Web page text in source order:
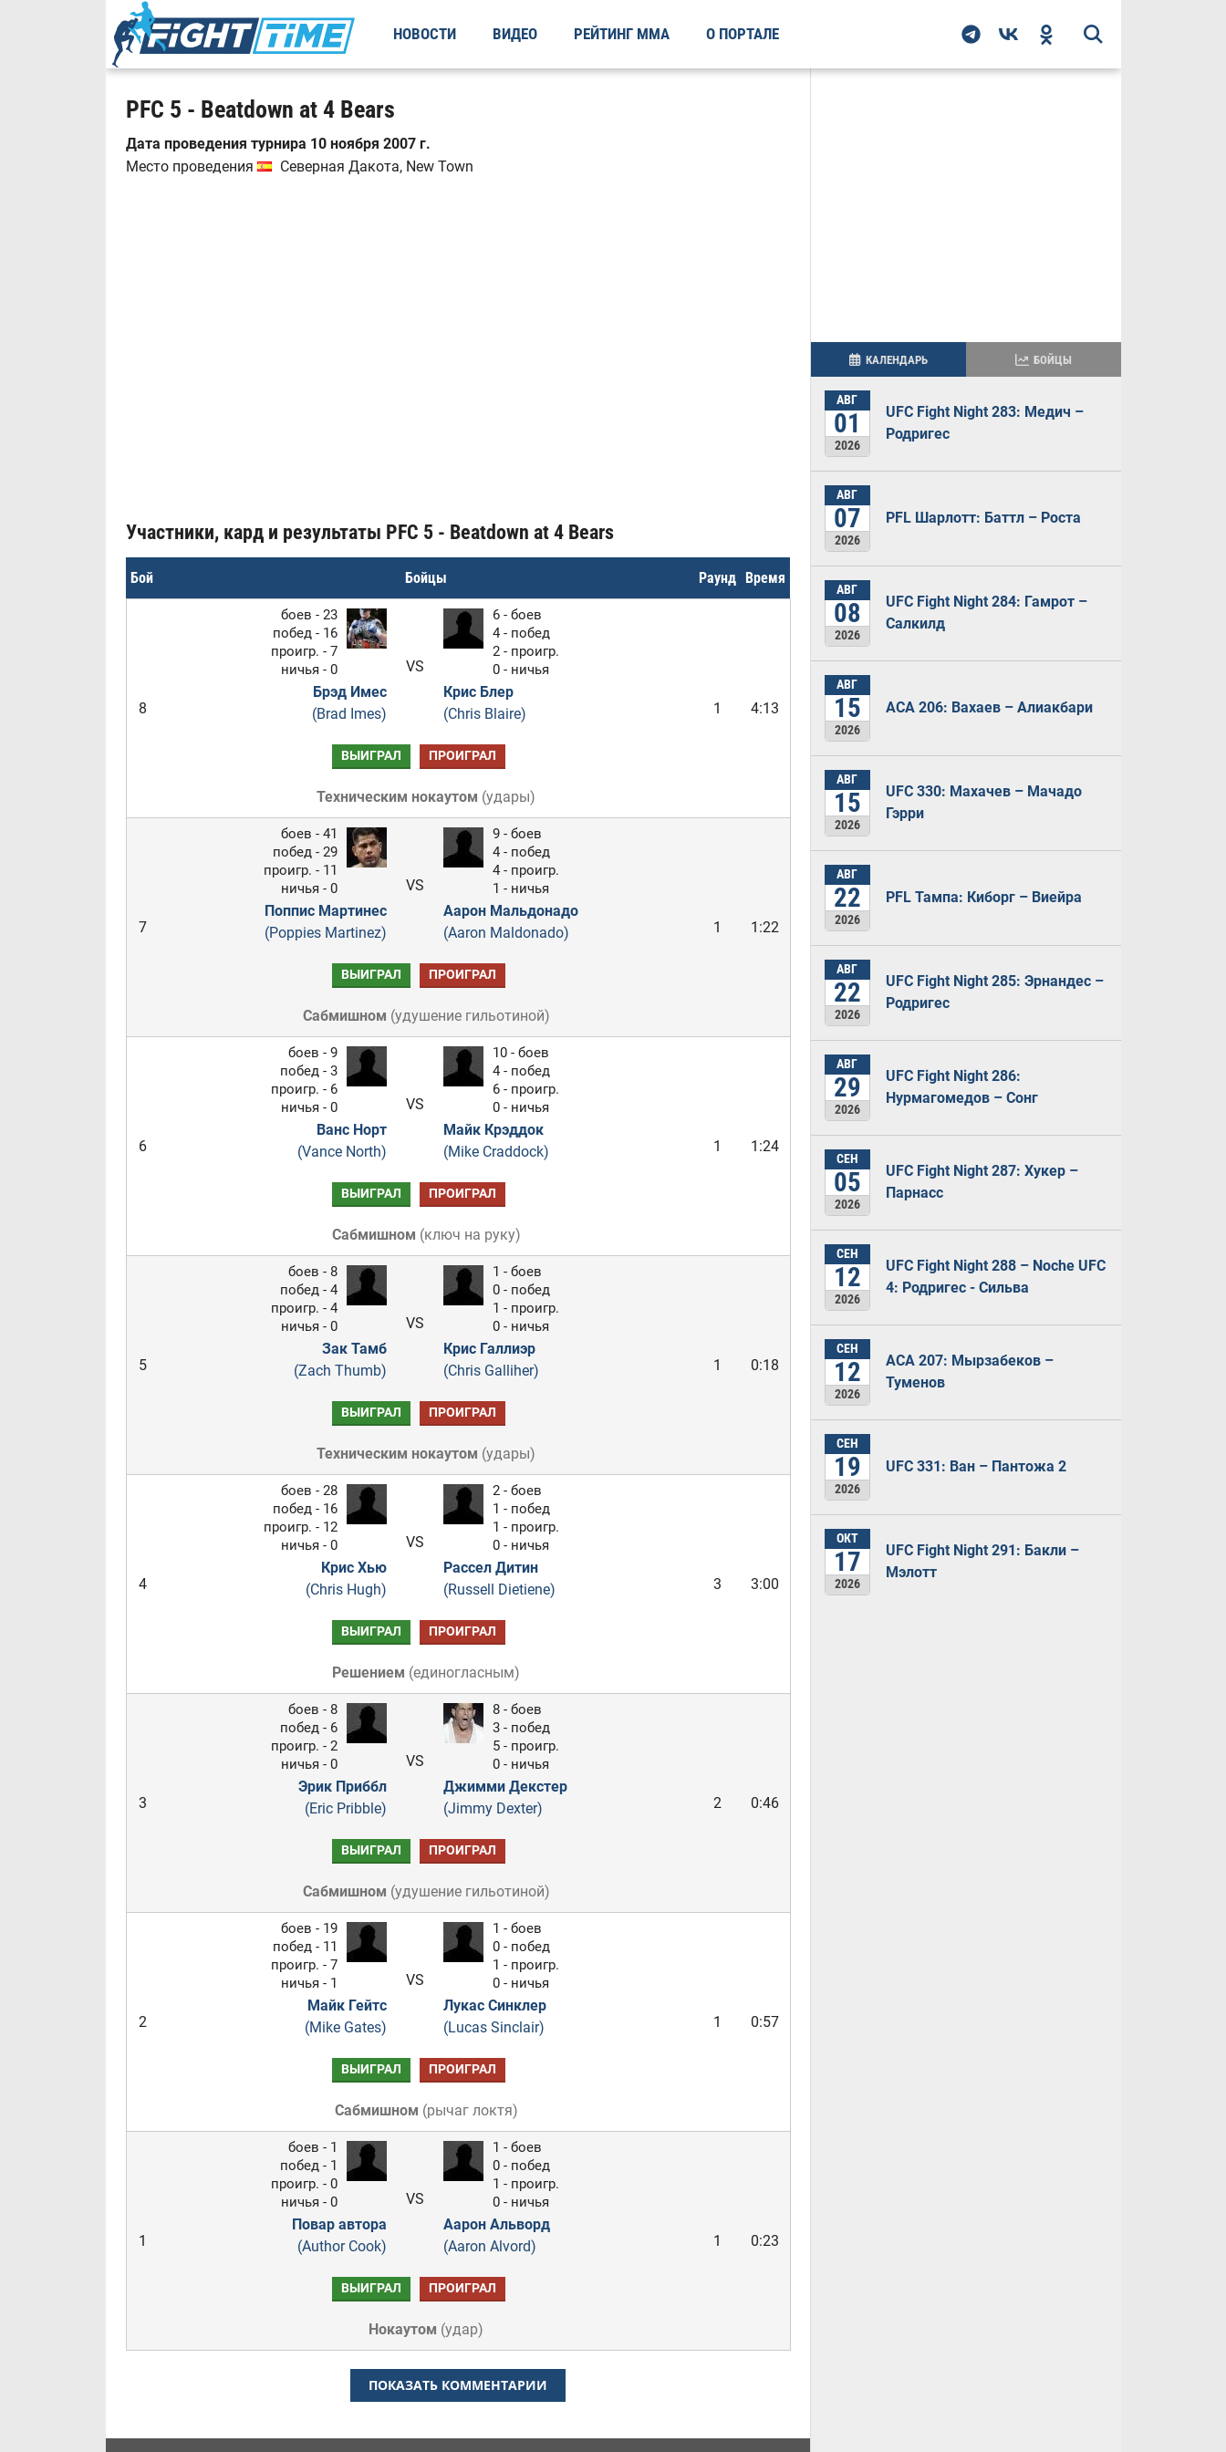
НОВОСТИ ВИДЕО РЕЙТИНГ ММА О ПОРТАЛЕ
PFC 5 - Beatdown at 4 Bears
Дата проведения турнира 10 ноября 2007 г.
Место проведения
Северная Дакота, New Town
Участники, кард и результаты PFC 5 - Beatdown at 4 Bears
Бой Бойцы Раунд Время
8
боев - 23
побед - 16
проигр. - 7
ничья - 0
Брэд Имес
(Brad Imes)
VS
6 - боев
4 - побед
2 - проигр.
0 - ничья
Крис Блер
(Chris Blaire)
1 4:13
ВЫИГРАЛ ПРОИГРАЛ
Техническим нокаутом (удары)
7
боев - 41
побед - 29
проигр. - 11
ничья - 0
Поппис Мартинес
(Poppies Martinez)
VS
9 - боев
4 - побед
4 - проигр.
1 - ничья
Аарон Мальдонадо
(Aaron Maldonado)
1 1:22
ВЫИГРАЛ ПРОИГРАЛ
Сабмишном (удушение гильотиной)
6
боев - 9
побед - 3
проигр. - 6
ничья - 0
Ванс Норт
(Vance North)
VS
10 - боев
4 - побед
6 - проигр.
0 - ничья
Майк Крэддок
(Mike Craddock)
1 1:24
ВЫИГРАЛ ПРОИГРАЛ
Сабмишном (ключ на руку)
5
боев - 8
побед - 4
проигр. - 4
ничья - 0
Зак Тамб
(Zach Thumb)
VS
1 - боев
0 - побед
1 - проигр.
0 - ничья
Крис Галлиэр
(Chris Galliher)
1 0:18
ВЫИГРАЛ ПРОИГРАЛ
Техническим нокаутом (удары)
4
боев - 28
побед - 16
проигр. - 12
ничья - 0
Крис Хью
(Chris Hugh)
VS
2 - боев
1 - побед
1 - проигр.
0 - ничья
Рассел Дитин
(Russell Dietiene)
3 3:00
ВЫИГРАЛ ПРОИГРАЛ
Решением (единогласным)
3
боев - 8
побед - 6
проигр. - 2
ничья - 0
Эрик Приббл
(Eric Pribble)
VS
8 - боев
3 - побед
5 - проигр.
0 - ничья
Джимми Декстер
(Jimmy Dexter)
2 0:46
ВЫИГРАЛ ПРОИГРАЛ
Сабмишном (удушение гильотиной)
2
боев - 19
побед - 11
проигр. - 7
ничья - 1
Майк Гейтс
(Mike Gates)
VS
1 - боев
0 - побед
1 - проигр.
0 - ничья
Лукас Синклер
(Lucas Sinclair)
1 0:57
ВЫИГРАЛ ПРОИГРАЛ
Сабмишном (рычаг локтя)
1
боев - 1
побед - 1
проигр. - 0
ничья - 0
Повар автора
(Author Cook)
VS
1 - боев
0 - побед
1 - проигр.
0 - ничья
Аарон Альворд
(Aaron Alvord)
1 0:23
ВЫИГРАЛ ПРОИГРАЛ
Нокаутом (удар)
ПОКАЗАТЬ КОММЕНТАРИИ
КАЛЕНДАРЬ БОЙЦЫ
АВГ
01
2026
UFC Fight Night 283: Медич –
Родригес
АВГ
07
2026
PFL Шарлотт: Баттл – Роста
АВГ
08
2026
UFC Fight Night 284: Гамрот –
Салкилд
АВГ
15
2026
ACA 206: Вахаев – Алиакбари
АВГ
15
2026
UFC 330: Махачев – Мачадо
Гэрри
АВГ
22
2026
PFL Тампа: Киборг – Виейра
АВГ
22
2026
UFC Fight Night 285: Эрнандес –
Родригес
АВГ
29
2026
UFC Fight Night 286:
Нурмагомедов – Сонг
СЕН
05
2026
UFC Fight Night 287: Хукер –
Парнасс
СЕН
12
2026
UFC Fight Night 288 – Noche UFC
4: Родригес - Сильва
СЕН
12
2026
ACA 207: Мырзабеков –
Туменов
СЕН
19
2026
UFC 331: Ван – Пантожа 2
ОКТ
17
2026
UFC Fight Night 291: Бакли –
Мэлотт